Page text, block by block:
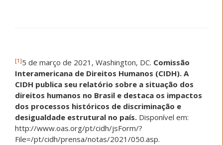
[1]5 de março de 2021, Washington, DC. Comissão
Interamericana de Direitos Humanos (CIDH). A
CIDH publica seu relatório sobre a situação dos
direitos humanos no Brasil e destaca os impactos
dos processos históricos de discriminação e
desigualdade estrutural no país. Disponível em:
http://www.oas.org/pt/cidh/jsForm/?
File=/pt/cidh/prensa/notas/2021/050.asp.